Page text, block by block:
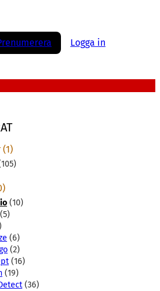
Logga in
(10)
(5)
(6)
(2)
(16)
(19)
(36)